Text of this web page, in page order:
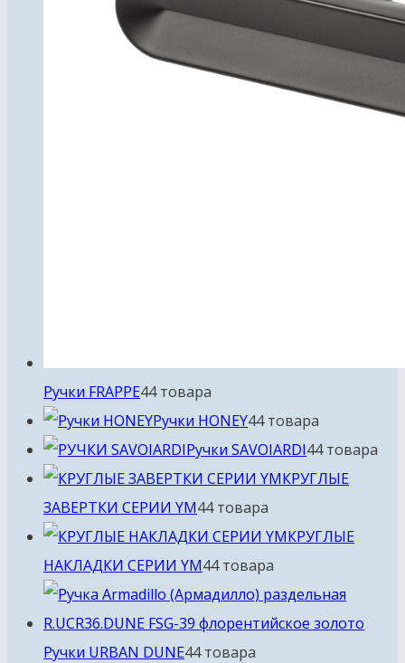
Ручки FRAPPE44 товара
Ручки HONEY44 товара
Ручки SAVOIARDI44 товара
КРУГЛЫЕ
ЗАВЕРТКИ СЕРИИ YM44 товара
КРУГЛЫЕ
НАКЛАДКИ СЕРИИ YM44 товара
Ручки URBAN DUNE44 товара